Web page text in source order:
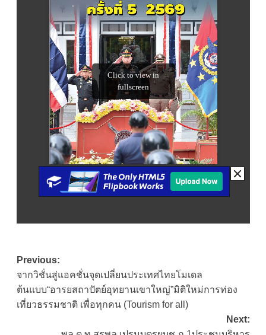
Post
navigation
Previous:
จากวิชั่นสู่แอคชั่นจุดเปลี่ยนประเทศไทยโมเดล
ต้นแบบ“อารยสถาปัตย์อุทยานเขาใหญ่”มิติใหม่การท่อง
เที่ยวธรรมชาติ เพื่อทุกคน (Tourism for all)
Next: